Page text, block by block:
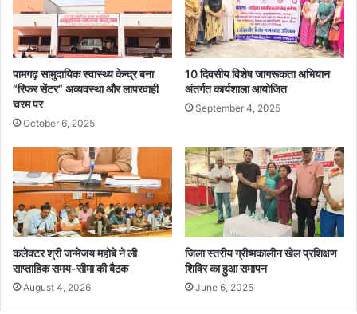
ड़ी
का
र्र
वा
ई
4
हा
वा
वा
ह
न
ज
ज
को
प्र
ति
नि
धि
या
जा
ए
—
र
मे
श
य
पामगढ़ सामुदायिक स्वास्थ्य केन्द्र बना
“रिफर सेंटर” अव्यवस्था और लापरवाही
चरम पर
October 6, 2025
10 दिवसीय विशेष जागरूकता अभियान
अंतर्गत कार्यशाला आयोजित
September 4, 2025
कलेक्टर श्री जन्मेजय महोबे ने ली
साप्ताहिक समय-सीमा की बैठक
August 4, 2026
जिला स्तरीय ग्रीष्मकालीन खेल प्रशिक्षण
शिविर का हुआ समापन
June 6, 2025